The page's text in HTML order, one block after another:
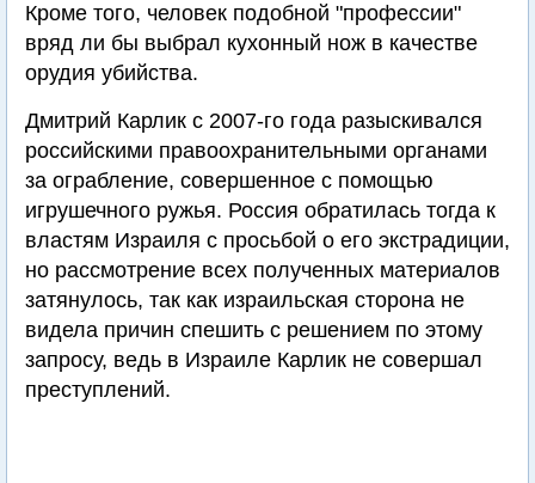
Кроме того, человек подобной "профессии"
вряд ли бы выбрал кухонный нож в качестве
орудия убийства.
Дмитрий Карлик с 2007-го года разыскивался
российскими правоохранительными органами
за ограбление, совершенное с помощью
игрушечного ружья. Россия обратилась тогда к
властям Израиля с просьбой о его экстрадиции,
но рассмотрение всех полученных материалов
затянулось, так как израильская сторона не
видела причин спешить с решением по этому
запросу, ведь в Израиле Карлик не совершал
преступлений.